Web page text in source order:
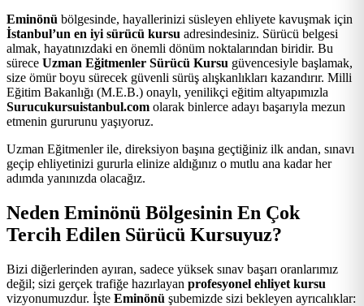
-
Şişli
En
İyi
Ehliyet
Kursu
Özel
Direksiyon
Dersi
Eminönü bölgesinde, hayallerinizi süsleyen ehliyete kavuşmak için
İstanbul’un en iyi sürücü kursu adresindesiniz. Sürücü belgesi
almak, hayatınızdaki en önemli dönüm noktalarından biridir. Bu
sürece Uzman Eğitmenler Sürücü Kursu güvencesiyle başlamak,
size ömür boyu sürecek güvenli sürüş alışkanlıkları kazandırır. Milli
Eğitim Bakanlığı (M.E.B.) onaylı, yenilikçi eğitim altyapımızla
Surucukursuistanbul.com olarak binlerce adayı başarıyla mezun
etmenin gururunu yaşıyoruz.
Uzman Eğitmenler ile, direksiyon başına geçtiğiniz ilk andan, sınavı
geçip ehliyetinizi gururla elinize aldığınız o mutlu ana kadar her
adımda yanınızda olacağız.
Neden Eminönü Bölgesinin En Çok
Tercih Edilen Sürücü Kursuyuz?
Bizi diğerlerinden ayıran, sadece yüksek sınav başarı oranlarımız
değil; sizi gerçek trafiğe hazırlayan profesyonel ehliyet kursu
vizyonumuzdur. İşte Eminönü şubemizde sizi bekleyen ayrıcalıklar: